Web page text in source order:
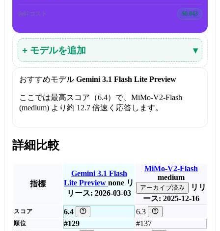
合計コスト $0.043
+ モデルを追加 ▾
おすすめモデル Gemini 3.1 Flash Lite Preview
ここでは最高スコア（6.4）で、MiMo-V2-Flash
(medium) より約 12.7 倍速く応答します。
詳細比較
指標
Gemini 3.1 Flash
Lite Preview none リ
リース: 2026-03-03
MiMo-V2-Flash
medium
アーカイブ済み
リリ
ース: 2025-12-16
スコア 6.4 6.3
順位 #129 #137